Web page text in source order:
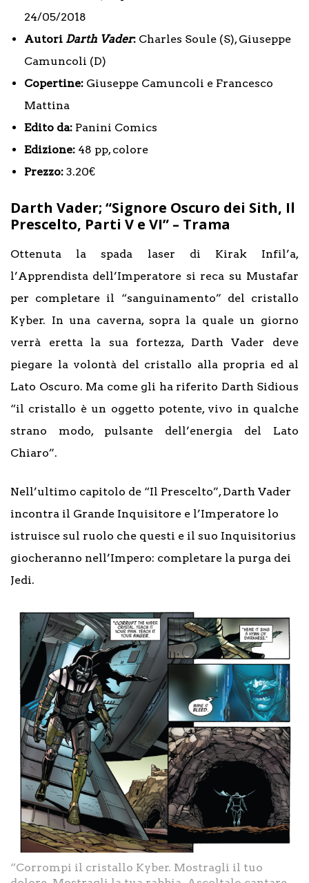
24/05/2018
Autori Darth Vader: Charles Soule (S), Giuseppe
Camuncoli (D)
Copertine: Giuseppe Camuncoli e Francesco
Mattina
Edito da: Panini Comics
Edizione: 48 pp, colore
Prezzo: 3.20€
Darth Vader; “Signore Oscuro dei Sith, Il
Prescelto, Parti V e VI” – Trama
Ottenuta la spada laser di Kirak Infil’a,
l’Apprendista dell’Imperatore si reca su Mustafar
per completare il “sanguinamento” del cristallo
Kyber. In una caverna, sopra la quale un giorno
verrà eretta la sua fortezza, Darth Vader deve
piegare la volontà del cristallo alla propria ed al
Lato Oscuro. Ma come gli ha riferito Darth Sidious
“il cristallo è un oggetto potente, vivo in qualche
strano modo, pulsante dell’energia del Lato
Chiaro”.
Nell’ultimo capitolo de “Il Prescelto”, Darth Vader
incontra il Grande Inquisitore e l’Imperatore lo
istruisce sul ruolo che questi e il suo Inquisitorius
giocheranno nell’Impero: completare la purga dei
Jedi.
“Corrompi il cristallo Kyber. Mostragli il tuo